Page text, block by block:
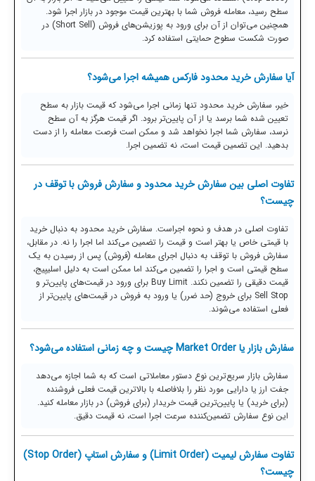
سطح رسید، معامله فروش شما با بهترین قیمت موجود در بازار اجرا شود.
همچنین می‌توان از آن برای ورود به پوزیشن‌های فروش (Short Sell) در
صورت شکست سطوح حمایتی استفاده کرد.
آیا سفارش خرید محدود فارکس همیشه اجرا می‌شود؟
خیر، سفارش خرید محدود تنها زمانی اجرا می‌شود که قیمت بازار به سطح
تعیین شده شما برسد یا از آن پایین‌تر برود. اگر قیمت هرگز به آن سطح
نرسد، سفارش شما اجرا نخواهد شد و ممکن است فرصت معامله را از دست
بدهید. این تضمین قیمت است، نه تضمین اجرا.
تفاوت اصلی بین سفارش خرید محدود و سفارش فروش با توقف در
چیست؟
تفاوت اصلی در هدف و نحوه اجراست. سفارش خرید محدود به دنبال خرید
با قیمتی خاص یا بهتر است و قیمت را تضمین می‌کند اما اجرا را نه. در مقابل،
سفارش فروش با توقف به دنبال اجرای معامله (فروش) پس از رسیدن به یک
سطح قیمتی است و اجرا را تضمین می‌کند اما ممکن است به دلیل اسلیپیج،
قیمت دقیقی را تضمین نکند. Buy Limit برای ورود در قیمت‌های پایین‌تر و
Sell Stop برای خروج (حد ضرر) یا ورود به فروش در قیمت‌های پایین‌تر از
فعلی استفاده می‌شوند.
سفارش بازار یا Market Order چیست و چه زمانی استفاده می‌شود؟
سفارش بازار سریع‌ترین نوع دستور معاملاتی است که به شما اجازه می‌دهد
جفت ارز یا دارایی مورد نظر را بلافاصله با بالاترین قیمت فعلی فروشنده
(برای خرید) یا پایین‌ترین قیمت خریدار (برای فروش) در بازار معامله کنید.
این نوع سفارش تضمین‌کننده سرعت اجرا است، نه قیمت دقیق.
تفاوت سفارش لیمیت (Limit Order) و سفارش استاپ (Stop Order)
چیست؟